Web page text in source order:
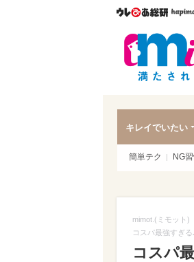
ウレ
キレイでいたい
簡単テク NG
mimot.(ミモット)
コスパ最強すぎ
コスパ